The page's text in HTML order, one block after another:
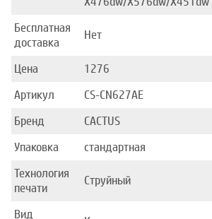
Бесплатная
доставка
Нет
Цена
1276
Артикул
CS-CN627AE
Бренд
CACTUS
Упаковка
стандартная
Технология
печати
Струйный
Вид